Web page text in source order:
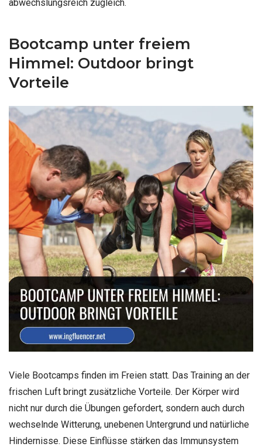
abwechslungsreich zugleich.
Bootcamp unter freiem
Himmel: Outdoor bringt
Vorteile
Viele Bootcamps finden im Freien statt. Das Training an der
frischen Luft bringt zusätzliche Vorteile. Der Körper wird
nicht nur durch die Übungen gefordert, sondern auch durch
wechselnde Witterung, unebenen Untergrund und natürliche
Hindernisse. Diese Einflüsse stärken das Immunsystem